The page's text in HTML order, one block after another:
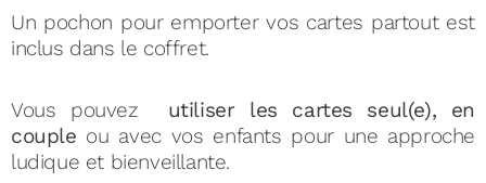
Un pochon pour emporter vos cartes partout est
inclus dans le coffret.
Vous pouvez utiliser les cartes seul(e), en
couple ou avec vos enfants pour une approche
ludique et bienveillante.